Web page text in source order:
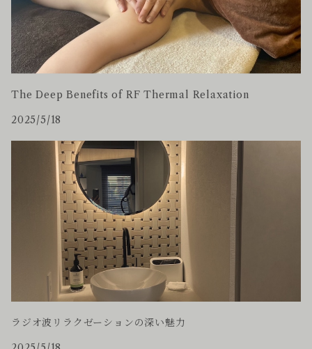
The Deep Benefits of RF Thermal Relaxation
2025/5/18
ラジオ波リラクゼーションの深い魅力